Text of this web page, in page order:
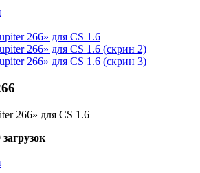
266» для CS 1.6
загрузок